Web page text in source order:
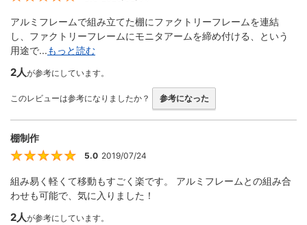
アルミフレームで組み立てた棚にファクトリーフレームを連結
し、ファクトリーフレームにモニタアームを締め付ける、という
用途で...もっと読む
2人が参考にしています。
このレビューは参考になりましたか？ 参考になった
棚制作
5
5.0 2019/07/24
組み易く軽くて移動もすごく楽です。 アルミフレームとの組み合
わせも可能で、気に入りました！
2人が参考にしています。